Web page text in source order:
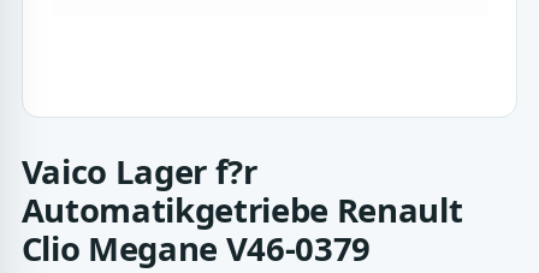
Vaico Lager f?r
Automatikgetriebe Renault
Clio Megane V46-0379